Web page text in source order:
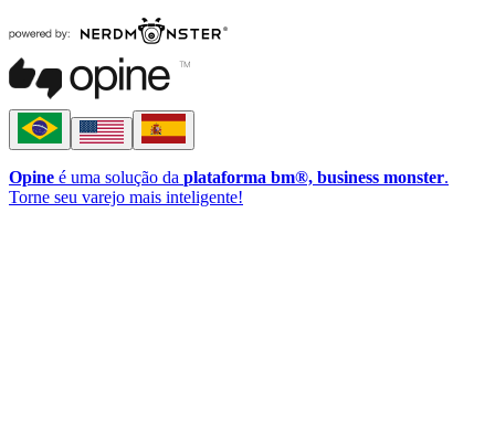
Opine é uma solução da plataforma bm®, business monster.
Torne seu varejo mais inteligente!